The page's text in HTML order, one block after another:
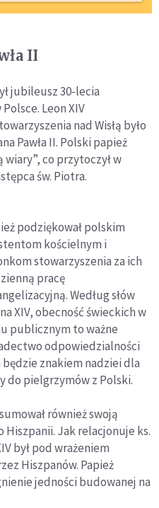
II
jubileusz 30-lecia
Leon XIV
nad Wisłą było
Pawła II. Polski papież
wiary”, co przytoczył w
św. Piotra.
podziękował polskim
kościelnym i
stowarzyszenia za ich
pracę
Według słów
XIV, obecność świeckich w
publicznym to ważne
odpowiedzialności
będzie znakiem nadziei dla
do pielgrzymów z Polski.
również swoją
Jak relacjonuje ks.
był pod wrażeniem
Hiszpanów. Papież
jedności budowanej na